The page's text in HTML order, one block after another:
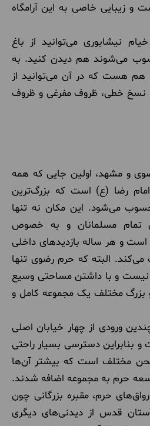
و زیبایی خاصی به این آرامگاه
خیام نیشابوری می‌توانید از باغ
می‌شوند هم دیدن کنید. به
هم هست که در آن می‌توانید از
خطی، ظروف مفرغی و ظروف
و مشهد، اولین جایی که همه
رضا (ع) است که بزرگ‌ترین
می‌شود. این مکان نه تنها
تمام مسلمانان و به خصوص
و هر ساله بازدیدهای داخلی
می‌کند. البته که حرم رضوی تنها
نیست و با داشتن مساحتی وسیع
مختلف یک مجموعه کامل و
ورودی از چهار خیابان اصلی
بنابراین دسترسی بسیار راحتی
این حرم دارای ۹ صحن مختلف است که بیشتر آن‌ها
حرم به مجموعه اضافه شدند.
حرم، مقبره بزرگانی چون
قدس از دیدنی‌های دیگری